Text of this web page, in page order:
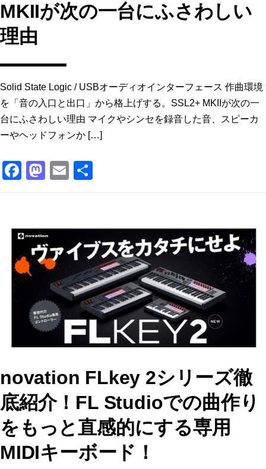
MKIIが次の一台にふさわしい
理由
Solid State Logic / USBオーディオインターフェース 作曲環境
を「音の入口と出口」から格上げする。SSL2+ MKIIが次の一
台にふさわしい理由 マイクやシンセを録音した音、スピーカ
ーやヘッドフォンか […]
F
e
b
o
o
k
M
o
d
o
n
E
l
novation FLkey 2シリーズ徹
底紹介！FL Studioでの曲作り
をもっと直感的にする専用
MIDIキーボード！